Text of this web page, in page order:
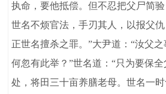
执命，要他抵偿。但不忍把父尸简
世名不烦官法，手刃其人，以报父
正世名擅杀之罪。”大尹道：“汝父
何忽有此举？”世名道：“只为要保
处，将田三十亩养膳老母。世名一